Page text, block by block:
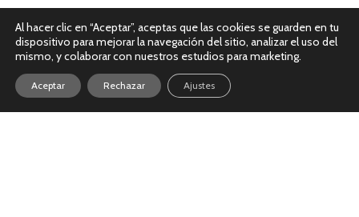
Al hacer clic en “Aceptar”, aceptas que las cookies se guarden en tu
dispositivo para mejorar la navegación del sitio, analizar el uso del
mismo, y colaborar con nuestros estudios para marketing.
Aceptar Rechazar Ajustes